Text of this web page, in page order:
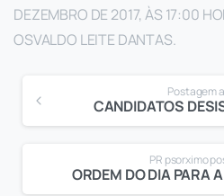
DEZEMBRO DE 2017, ÀS 17:00
OSVALDO LEITE DANTAS.
Postagem
PR psorximo